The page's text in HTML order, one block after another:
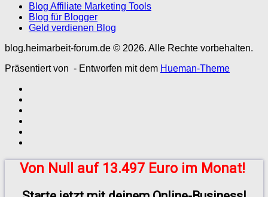
Blog Affiliate Marketing Tools
Blog für Blogger
Geld verdienen Blog
blog.heimarbeit-forum.de © 2026. Alle Rechte vorbehalten.
Präsentiert von - Entworfen mit dem Hueman-Theme
Von Null auf 13.497 Euro im Monat!